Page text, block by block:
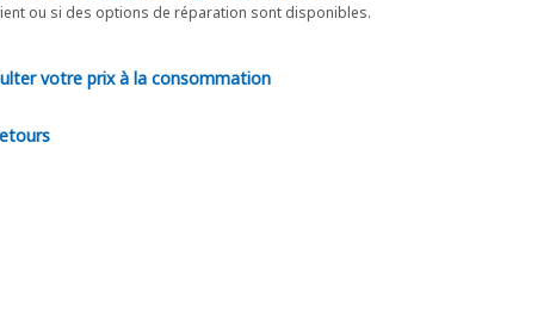
ou si des options de réparation sont disponibles.
votre prix à la consommation